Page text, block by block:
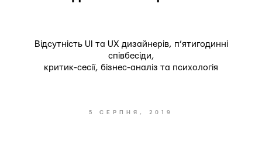
Відсутність UI та UX дизайнерів, п’ятигодинні
співбесіди,
критик-сесії, бізнес-аналіз та психологія
5 СЕРПНЯ, 2019